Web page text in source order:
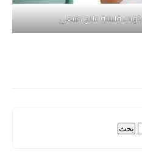
فلبينية علاج طبيعي